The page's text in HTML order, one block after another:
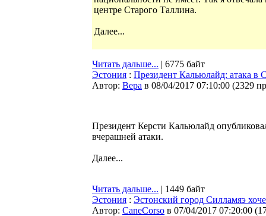
центре Старого Таллина.
Далее...
Читать дальше... | 6775 байт
Эстония : Президент Кальюлайд: атака в
Автор: Bepa в 08/04/2017 07:10:00 (2329
Президент Керсти Кальюлайд
вчерашней атаки.
Далее...
Читать дальше... | 1449 байт
Эстония : Эстонский город Силламяэ
Автор: CaneCorso в 07/04/2017 07:20:00 (